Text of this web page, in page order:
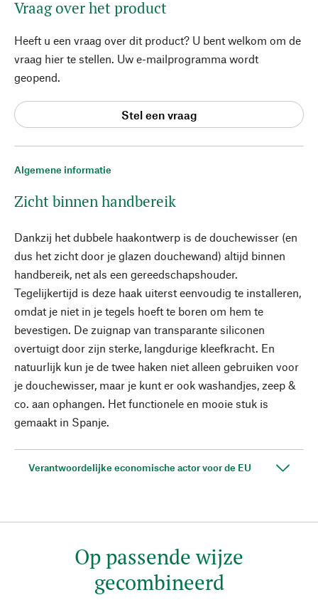
Algemene informatie
Zicht binnen handbereik
Dankzij het dubbele haakontwerp is de douchewisser (en
dus het zicht door je glazen douchewand) altijd binnen
handbereik, net als een gereedschapshouder.
Tegelijkertijd is deze haak uiterst eenvoudig te installeren,
omdat je niet in je tegels hoeft te boren om hem te
bevestigen. De zuignap van transparante siliconen
overtuigt door zijn sterke, langdurige kleefkracht. En
natuurlijk kun je de twee haken niet alleen gebruiken voor
je douchewisser, maar je kunt er ook washandjes, zeep &
co. aan ophangen. Het functionele en mooie stuk is
gemaakt in Spanje.
Verantwoordelijke economische actor voor de EU
Vraag over het product
Heeft u een vraag over dit product? U bent welkom om de
vraag hier te stellen. Uw e-mailprogramma wordt
geopend.
Stel een vraag
Op passende wijze
gecombineerd